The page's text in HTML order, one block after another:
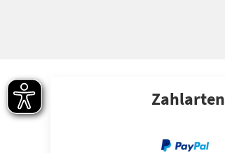
Zahlarten